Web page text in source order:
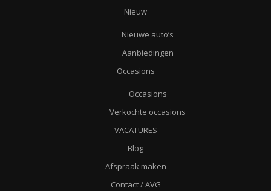
Nieuw
Nieuwe auto’s
Aanbiedingen
Occasions
Occasions
Verkochte occasions
VACATURES
Blog
Afspraak maken
Contact / AVG